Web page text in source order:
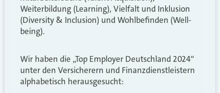
Weiterbildung (Learning), Vielfalt und Inklusion
(Diversity & Inclusion) und Wohlbefinden (Well-
being).
Wir haben die „Top Employer Deutschland 2024“
unter den Versicherern und Finanzdienstleistern
alphabetisch herausgesucht: